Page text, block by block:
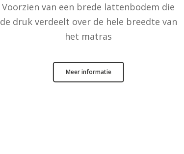
Voorzien van een brede lattenbodem die
de druk verdeelt over de hele breedte van
het matras
Meer informatie